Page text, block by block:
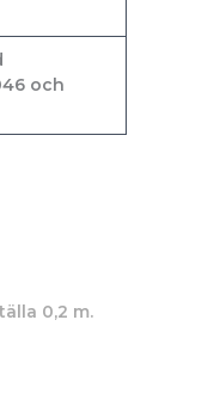
och
0,2 m.